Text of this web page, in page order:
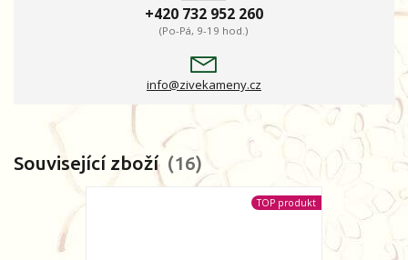
+420 732 952 260
(Po-Pá, 9-19 hod.)
info@zivekameny.cz
Související zboží 16
TOP produkt